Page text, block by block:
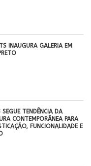
INAUGURA GALERIA EM
SEGUE TENDÊNCIA DA
CONTEMPORÂNEA PARA
FUNCIONALIDADE E